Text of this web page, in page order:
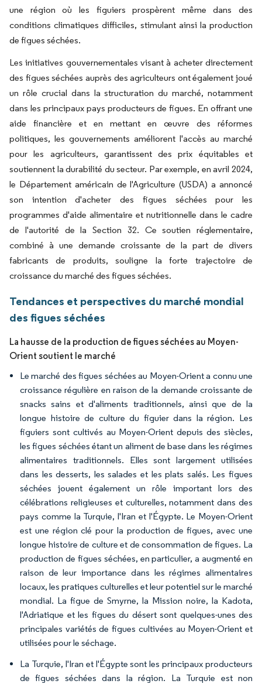
une région où les figuiers prospèrent même dans des
conditions climatiques difficiles, stimulant ainsi la production
de figues séchées.
Les initiatives gouvernementales visant à acheter directement
des figues séchées auprès des agriculteurs ont également joué
un rôle crucial dans la structuration du marché, notamment
dans les principaux pays producteurs de figues. En offrant une
aide financière et en mettant en œuvre des réformes
politiques, les gouvernements améliorent l'accès au marché
pour les agriculteurs, garantissent des prix équitables et
soutiennent la durabilité du secteur. Par exemple, en avril 2024,
le Département américain de l'Agriculture (USDA) a annoncé
son intention d'acheter des figues séchées pour les
programmes d'aide alimentaire et nutritionnelle dans le cadre
de l'autorité de la Section 32. Ce soutien réglementaire,
combiné à une demande croissante de la part de divers
fabricants de produits, souligne la forte trajectoire de
croissance du marché des figues séchées.
Tendances et perspectives du marché mondial
des figues séchées
La hausse de la production de figues séchées au Moyen-
Orient soutient le marché
Le marché des figues séchées au Moyen-Orient a connu une
croissance régulière en raison de la demande croissante de
snacks sains et d'aliments traditionnels, ainsi que de la
longue histoire de culture du figuier dans la région. Les
figuiers sont cultivés au Moyen-Orient depuis des siècles,
les figues séchées étant un aliment de base dans les régimes
alimentaires traditionnels. Elles sont largement utilisées
dans les desserts, les salades et les plats salés. Les figues
séchées jouent également un rôle important lors des
célébrations religieuses et culturelles, notamment dans des
pays comme la Turquie, l'Iran et l'Égypte. Le Moyen-Orient
est une région clé pour la production de figues, avec une
longue histoire de culture et de consommation de figues. La
production de figues séchées, en particulier, a augmenté en
raison de leur importance dans les régimes alimentaires
locaux, les pratiques culturelles et leur potentiel sur le marché
mondial. La figue de Smyrne, la Mission noire, la Kadota,
l'Adriatique et les figues du désert sont quelques-unes des
principales variétés de figues cultivées au Moyen-Orient et
utilisées pour le séchage.
La Turquie, l'Iran et l'Égypte sont les principaux producteurs
de figues séchées dans la région. La Turquie est non